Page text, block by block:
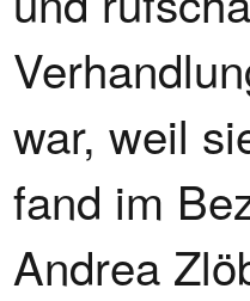
war, weil
fand im
Andrea